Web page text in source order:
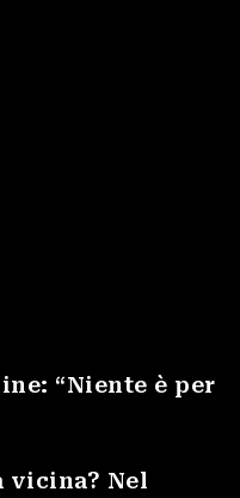
“Niente è per
vicina? Nel